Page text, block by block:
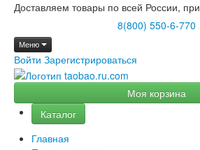
Доставляем товары по всей России,
8(800) 550-6-770
Меню
Войти Зарегистрироваться
Моя корзина
Каталог
Главная